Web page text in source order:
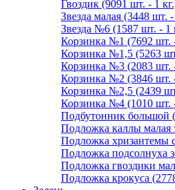
Гвоздик (9091 шт. - 1
Звезда малая (3448 шт. -
Звезда №6 (1587 шт. - 1
Корзинка №1 (7692 шт.
Корзинка №1,5 (5263
Корзинка №3 (2083 шт.
Корзинка №2 (3846 шт.
Корзинка №2,5 (2439
Корзинка №4 (1010 шт.
Подбутонник большой
Подложка каллы малая
Подложка хризантемы
Подложка подсолнуха
Подложка гвоздики
Подложка крокуса